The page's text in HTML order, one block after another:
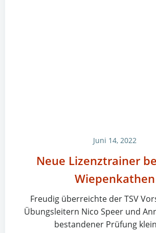
Juni 14, 2022
Neue Lizenztrainer
Wiepenkathen
Freudig überreichte der TSV
Übungsleitern Nico Speer und
bestandener Prüfung